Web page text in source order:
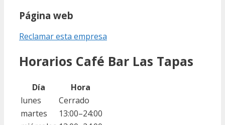
Página web
Reclamar esta empresa
Horarios Café Bar Las Tapas
Día
Hora
lunes
Cerrado
martes
13:00–24:00